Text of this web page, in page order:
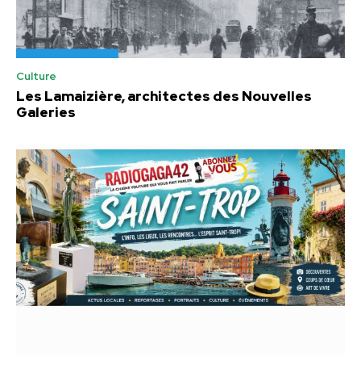
Culture
Les Lamaizière, architectes des Nouvelles
Galeries